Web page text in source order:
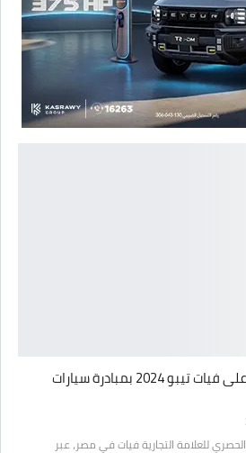
دينامكس تفتح باب الحجز على فيات تيبو 2024 بمبادرة سيارات
للعلامة التجارية فيات في مصر، عبر